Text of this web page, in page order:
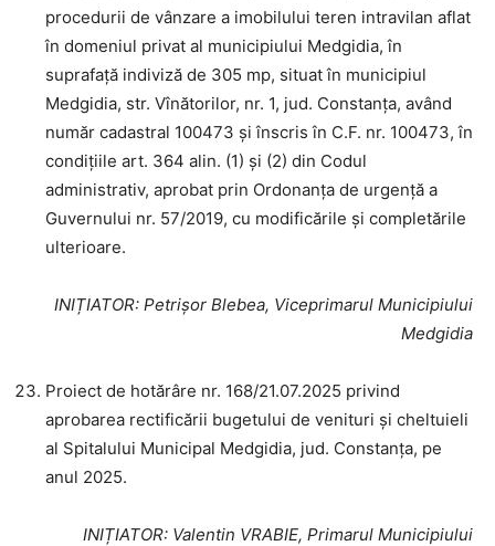
procedurii de vânzare a imobilului teren intravilan aflat
în domeniul privat al municipiului Medgidia, în
suprafață indiviză de 305 mp, situat în municipiul
Medgidia, str. Vînătorilor, nr. 1, jud. Constanța, având
număr cadastral 100473 și înscris în C.F. nr. 100473, în
condițiile art. 364 alin. (1) și (2) din Codul
administrativ, aprobat prin Ordonanța de urgență a
Guvernului nr. 57/2019, cu modificările și completările
ulterioare.
INIȚIATOR: Petrișor Blebea, Viceprimarul Municipiului
Medgidia
Proiect de hotărâre nr. 168/21.07.2025 privind
aprobarea rectificării bugetului de venituri și cheltuieli
al Spitalului Municipal Medgidia, jud. Constanța, pe
anul 2025.
INIȚIATOR: Valentin VRABIE, Primarul Municipiului